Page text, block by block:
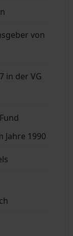
von
in der VG
1990